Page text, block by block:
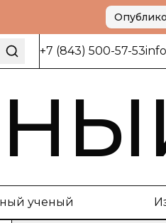
+7 (843) 500-57-53
ученый